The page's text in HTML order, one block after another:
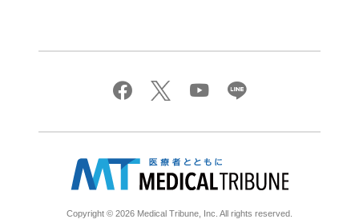
Copyright © 2026 Medical Tribune, Inc. All rights reserved.